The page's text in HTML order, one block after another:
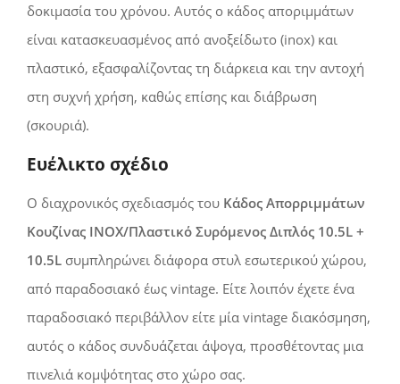
δοκιμασία του χρόνου. Αυτός ο κάδος αποριμμάτων
είναι κατασκευασμένος από ανοξείδωτο (inox) και
πλαστικό, εξασφαλίζοντας τη διάρκεια και την αντοχή
στη συχνή χρήση, καθώς επίσης και διάβρωση
(σκουριά).
Ευέλικτο σχέδιο
Ο διαχρονικός σχεδιασμός του Κάδος Απορριμμάτων
Κουζίνας INOX/Πλαστικό Συρόμενος Διπλός 10.5L +
10.5L συμπληρώνει διάφορα στυλ εσωτερικού χώρου,
από παραδοσιακό έως vintage. Είτε λοιπόν έχετε ένα
παραδοσιακό περιβάλλον είτε μία vintage διακόσμηση,
αυτός ο κάδος συνδυάζεται άψογα, προσθέτοντας μια
πινελιά κομψότητας στο χώρο σας.